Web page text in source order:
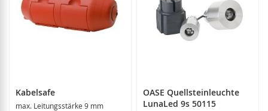
Kabelsafe
max. Leitungsstärke 9 mm
OASE Quellsteinleuchte
LunaLed 9s 50115